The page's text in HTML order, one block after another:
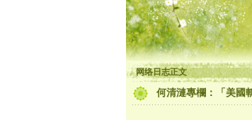
网络日志正文
何清漣專欄：「美國